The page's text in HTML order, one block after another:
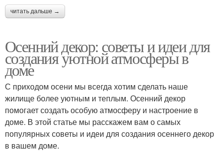
читать дальше →
Осенний декор: советы и идеи для
создания уютной атмосферы в
доме
С приходом осени мы всегда хотим сделать наше
жилище более уютным и теплым. Осенний декор
помогает создать особую атмосферу и настроение в
доме. В этой статье мы расскажем вам о самых
популярных советы и идеи для создания осеннего декор
в вашем доме.